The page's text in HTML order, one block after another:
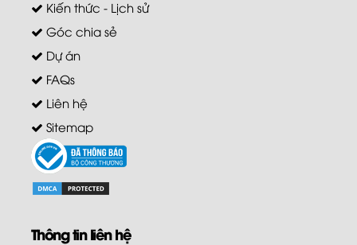
Kiến thức - Lịch sử
Góc chia sẻ
Dự án
FAQs
Liên hệ
Sitemap
Thông tin liên hệ